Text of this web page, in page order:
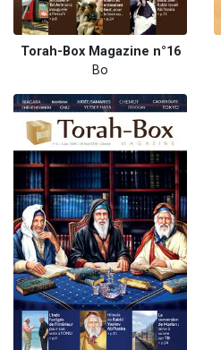
Torah-Box Magazine n°16
Bo